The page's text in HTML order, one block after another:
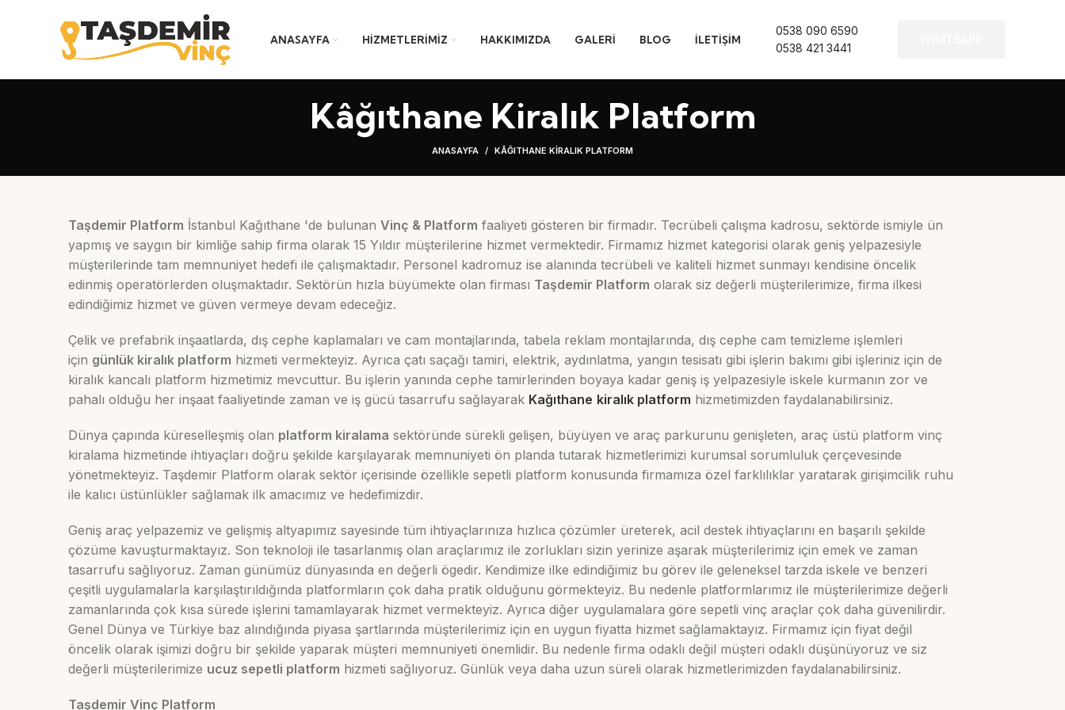
ANASAYFA HIZMETLERIMIZ HAKKIMIZDA GALERI BLOG İLETIŞIM
0538 090 6590
0538 421 3441
Kâğıthane Kiralık Platform
ANASAYFA KÂĞITHANE KIRALIK PLATFORM
Taşdemir Platform İstanbul Kağıthane 'de bulunan Vinç & Platform faaliyeti gösteren bir firmadır. Tecrübeli çalışma kadrosu, sektörde ismiyle ün
yapmış ve saygın bir kimliğe sahip firma olarak 15 Yıldır müşterilerine hizmet vermektedir. Firmamız hizmet kategorisi olarak geniş yelpazesiyle
müşterilerinde tam memnuniyet hedefi ile çalışmaktadır. Personel kadromuz ise alanında tecrübeli ve kaliteli hizmet sunmayı kendisine öncelik
edinmiş operatörlerden oluşmaktadır. Sektörün hızla büyümekte olan firması Taşdemir Platform olarak siz değerli müşterilerimize, firma ilkesi
edindiğimiz hizmet ve güven vermeye devam edeceğiz.
Çelik ve prefabrik inşaatlarda, dış cephe kaplamaları ve cam montajlarında, tabela reklam montajlarında, dış cephe cam temizleme işlemleri
için günlük kiralık platform hizmeti vermekteyiz. Ayrıca çatı saçağı tamiri, elektrik, aydınlatma, yangın tesisatı gibi işlerin bakımı gibi işleriniz için de
kiralık kancalı platform hizmetimiz mevcuttur. Bu işlerin yanında cephe tamirlerinden boyaya kadar geniş iş yelpazesiyle iskele kurmanın zor ve
pahalı olduğu her inşaat faaliyetinde zaman ve iş gücü tasarrufu sağlayarak Kağıthane kiralık platform hizmetimizden faydalanabilirsiniz.
Dünya çapında küreselleşmiş olan platform kiralama sektöründe sürekli gelişen, büyüyen ve araç parkurunu genişleten, araç üstü platform vinç
kiralama hizmetinde ihtiyaçları doğru şekilde karşılayarak memnuniyeti ön planda tutarak hizmetlerimizi kurumsal sorumluluk çerçevesinde
yönetmekteyiz. Taşdemir Platform olarak sektör içerisinde özellikle sepetli platform konusunda firmamıza özel farklılıklar yaratarak girişimcilik ruhu
ile kalıcı üstünlükler sağlamak ilk amacımız ve hedefimizdir.
Geniş araç yelpazemiz ve gelişmiş altyapımız sayesinde tüm ihtiyaçlarınıza hızlıca çözümler üreterek, acil destek ihtiyaçlarını en başarılı şekilde
çözüme kavuşturmaktayız. Son teknoloji ile tasarlanmış olan araçlarımız ile zorlukları sizin yerinize aşarak müşterilerimiz için emek ve zaman
tasarrufu sağlıyoruz. Zaman günümüz dünyasında en değerli ögedir. Kendimize ilke edindiğimiz bu görev ile geleneksel tarzda iskele ve benzeri
çeşitli uygulamalarla karşılaştırıldığında platformların çok daha pratik olduğunu görmekteyiz. Bu nedenle platformlarımız ile müşterilerimize değerli
zamanlarında çok kısa sürede işlerini tamamlayarak hizmet vermekteyiz. Ayrıca diğer uygulamalara göre sepetli vinç araçlar çok daha güvenilirdir.
Genel Dünya ve Türkiye baz alındığında piyasa şartlarında müşterilerimiz için en uygun fiyatta hizmet sağlamaktayız. Firmamız için fiyat değil
öncelik olarak işimizi doğru bir şekilde yaparak müşteri memnuniyeti önemlidir. Bu nedenle firma odaklı değil müşteri odaklı düşünüyoruz ve siz
değerli müşterilerimize ucuz sepetli platform hizmeti sağlıyoruz. Günlük veya daha uzun süreli olarak hizmetlerimizden faydalanabilirsiniz.
Taşdemir Vinç Platform